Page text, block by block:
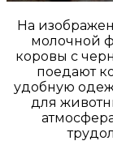
На
молочной
коровы с
поедают
удобную
для